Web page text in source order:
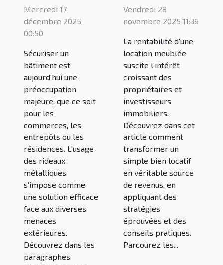
Mercredi 17
décembre 2025
00:50
Sécuriser un
bâtiment est
aujourd'hui une
préoccupation
majeure, que ce soit
pour les
commerces, les
entrepôts ou les
résidences. L'usage
des rideaux
métalliques
s'impose comme
une solution efficace
face aux diverses
menaces
extérieures.
Découvrez dans les
paragraphes
Vendredi 28
novembre 2025 11:36
La rentabilité d’une
location meublée
suscite l’intérêt
croissant des
propriétaires et
investisseurs
immobiliers.
Découvrez dans cet
article comment
transformer un
simple bien locatif
en véritable source
de revenus, en
appliquant des
stratégies
éprouvées et des
conseils pratiques.
Parcourez les...